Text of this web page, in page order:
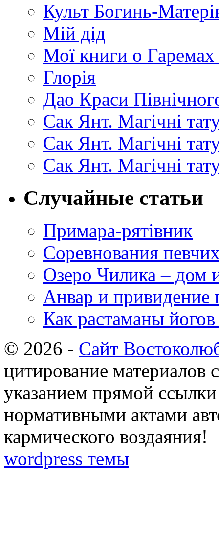
Культ Богинь-
Мій дід
Мої книги о
Глорія
Дао Краси
Сак Янт. Магічні
Сак Янт. Магічні
Сак Янт. Магічні
Случайные статьи
Примара-рятівник
Соревнования
Озеро Чилика – дом
Анвар и привидение
Как растаманы
© 2026 - Сайт
цитирование материалов
указанием прямой
нормативными актами
кармического воздаяния!
wordpress темы